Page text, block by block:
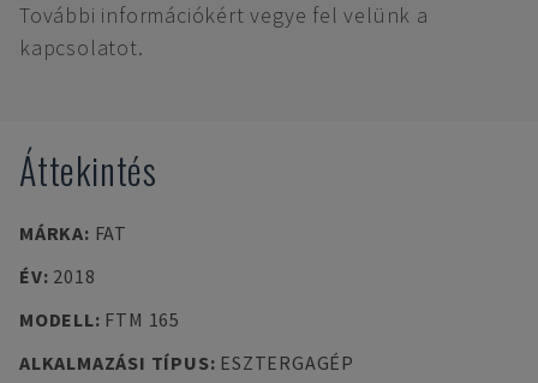
További információkért vegye fel velünk a
kapcsolatot.
Áttekintés
MÁRKA: FAT
ÉV: 2018
MODELL: FTM 165
ALKALMAZÁSI TÍPUS: ESZTERGAGÉP